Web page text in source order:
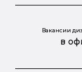
Вакансии
в